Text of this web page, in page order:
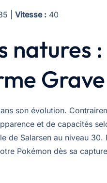
| Vitesse : 40
natures
Grave
son évolution.
et de capacités
de Salarsen au niveau 30.
Pokémon dès sa